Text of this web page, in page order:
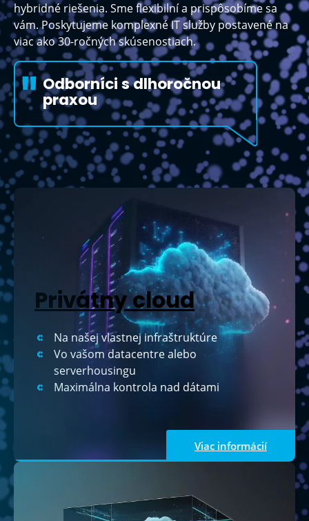
hybridné riešenia. Sme flexibilní a prispôsobíme sa
vám. Poskytujeme komplexné IT služby postavené na
viac ako 30-ročných skúsenostiach.
Odborníci s dlhoročnou
praxou
Privátny cloud
Na našej vlastnej infraštruktúre
Vo vašom datacentre alebo
serverhousingu
Maximálna kontrola nad dátami
Viac informácií